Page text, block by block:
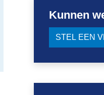
Kunnen
STEL EEN